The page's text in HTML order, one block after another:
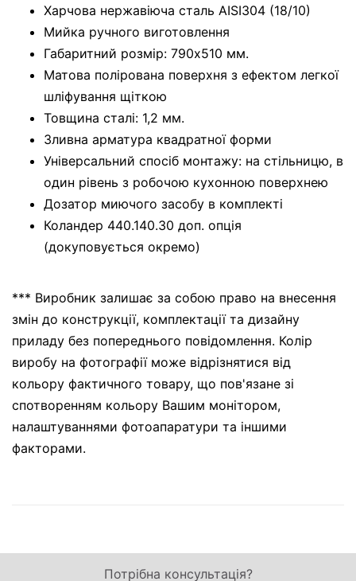
Харчова нержавіюча сталь AISI304 (18/10)
Мийка ручного виготовлення
Габаритний розмір: 790x510 мм.
Матова полірована поверхня з ефектом легкої
шліфування щіткою
Товщина сталі: 1,2 мм.
Зливна арматура квадратної форми
Універсальний спосіб монтажу: на стільницю, в
один рівень з робочою кухонною поверхнею
Дозатор миючого засобу в комплекті
Коландер 440.140.30 доп. опція
(докуповується окремо)
*** Виробник залишає за собою право на внесення
змін до конструкції, комплектації та дизайну
приладу без попереднього повідомлення. Колір
виробу на фотографії може відрізнятися від
кольору фактичного товару, що пов'язане зі
спотворенням кольору Вашим монітором,
налаштуваннями фотоапаратури та іншими
факторами.
Потрібна консультація?